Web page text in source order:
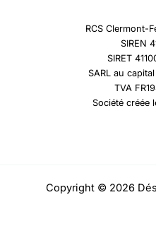
RCS Clermont-
SIREN
SIRET
SARL au
TVA
Société créée
Copyright © 2026